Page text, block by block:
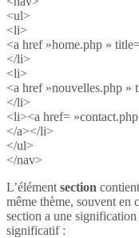
<ul>
<li>
<a href »home.php »
</li>
<li>
<a href »nouvelles.php »
</li>
<li><a href=
</a></li>
</ul>
</nav>
L’élément section
même thème, souvent en
section a une signification
significatif :